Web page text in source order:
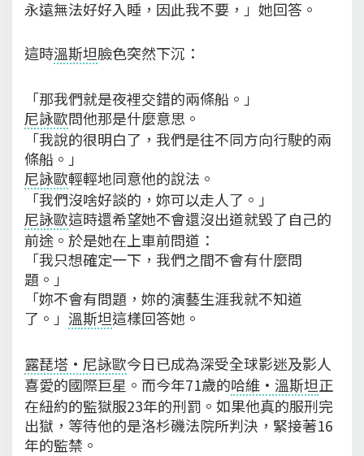
永遠無法好好入睡，因此我不要，」她回答。
這時溫斯坦臉色突然下沉：
「那我們就是夜裡交錯的兩條船。」
尼詠歐問他那是什麼意思。
「我說的很明白了，我們是往不同方向行駛的兩
條船。」
尼詠歐輕輕地同意他的說法。
「我們沒啥好談的，妳可以走人了。」
尼詠歐這時還希望她不會還沒出道就毀了自己的
前途。於是她在上車前問道：
「我只想確定一下，我們之間不會有什麼問
題。」
「妳不會有問題，妳的演藝生涯我就不知道
了。」 溫斯坦這樣回答她。
露琵塔·尼詠歐今日已成為深受全球影迷及影人
喜愛的國際巨星。而今年71歲的哈維·溫斯坦正
在紐約的監獄服23年的刑罰。如果他真的服刑完
出獄，等待他的是洛杉磯法院所判決，緊接著16
年的監禁。